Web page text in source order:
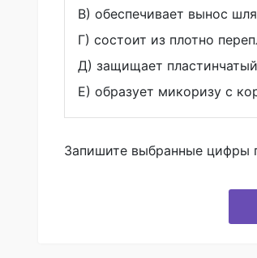
В) обеспечивает вынос
Г) состоит из плотно
Д) защищает
Е) образует микоризу с
Запишите выбранные цифры